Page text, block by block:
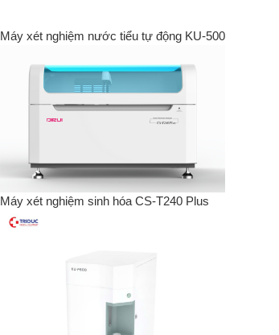
Máy xét nghiệm nước tiểu tự động KU-500
Máy xét nghiệm sinh hóa CS-T240 Plus